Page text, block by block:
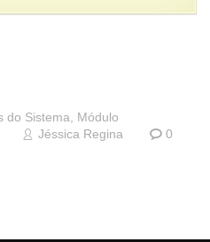
do Sistema, Módulo
Jéssica Regina
0